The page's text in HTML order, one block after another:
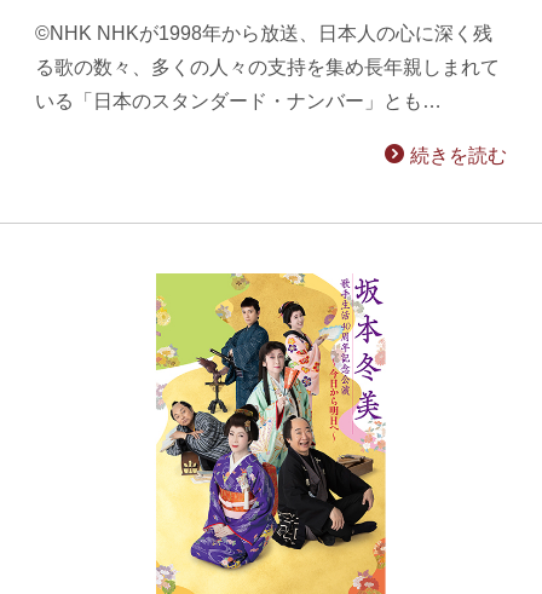
©NHK NHKが1998年から放送、日本人の心に深く残
る歌の数々、多くの人々の支持を集め長年親しまれて
いる「日本のスタンダード・ナンバー」とも…
続きを読む